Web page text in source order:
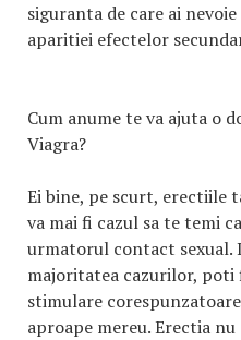
siguranta de care ai
aparitiei efectelor
Cum anume te va ajuta o
Viagra?
Ei bine, pe scurt, erectiile
va mai fi cazul sa te temi
urmatorul contact sexual.
majoritatea cazurilor, poti
stimulare
aproape mereu. Erectia